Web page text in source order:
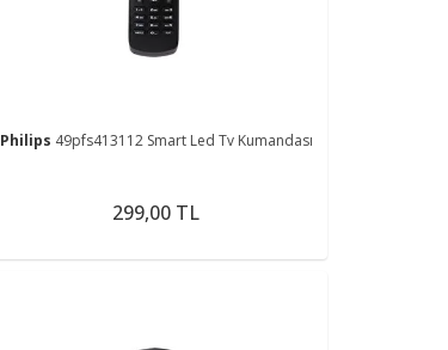
Philips 49pfs413112 Smart Led Tv Kumandası
299,00 TL